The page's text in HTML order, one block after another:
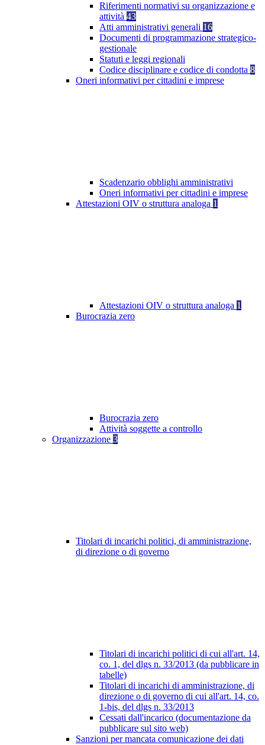
Riferimenti normativi su organizzazione e
attività 43
Atti amministrativi generali 16
Documenti di programmazione strategico-
gestionale
Statuti e leggi regionali
Codice disciplinare e codice di condotta 8
Oneri informativi per cittadini e imprese
Scadenzario obblighi amministrativi
Oneri informativi per cittadini e imprese
Attestazioni OIV o struttura analoga 1
Attestazioni OIV o struttura analoga 1
Burocrazia zero
Burocrazia zero
Attività soggette a controllo
Organizzazione 3
Titolari di incarichi politici, di amministrazione,
di direzione o di governo
Titolari di incarichi politici di cui all'art. 14,
co. 1, del dlgs n. 33/2013 (da pubblicare in
tabelle)
Titolari di incarichi di amministrazione, di
direzione o di governo di cui all'art. 14, co.
1-bis, del dlgs n. 33/2013
Cessati dall'incarico (documentazione da
pubblicare sul sito web)
Sanzioni per mancata comunicazione dei dati